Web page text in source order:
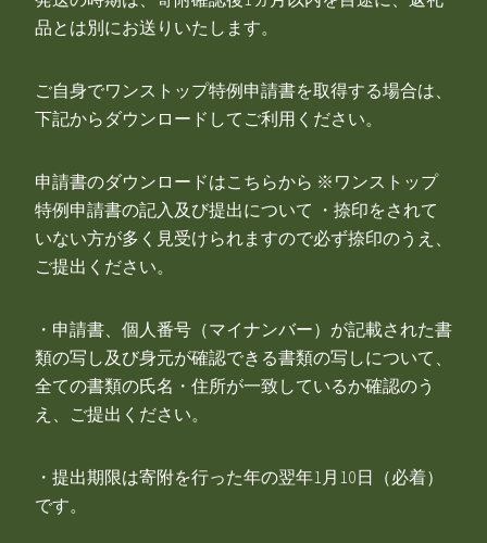
品とは別にお送りいたします。
ご自身でワンストップ特例申請書を取得する場合は、
下記からダウンロードしてご利用ください。
申請書のダウンロードはこちらから ※ワンストップ
特例申請書の記入及び提出について ・捺印をされて
いない方が多く見受けられますので必ず捺印のうえ、
ご提出ください。
・申請書、個人番号（マイナンバー）が記載された書
類の写し及び身元が確認できる書類の写しについて、
全ての書類の氏名・住所が一致しているか確認のう
え、ご提出ください。
・提出期限は寄附を行った年の翌年1月10日（必着）
です。